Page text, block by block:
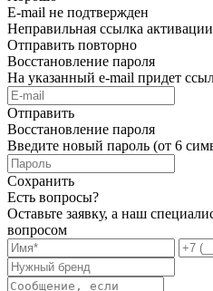
E-mail не подтвержден
Неправильная ссылка
Отправить повторно
Восстановление пароля
На указанный e-mail придет
Отправить
Восстановление пароля
Введите новый пароль (от 6
Сохранить
Есть вопросы?
Оставьте заявку, а наш
вопросом